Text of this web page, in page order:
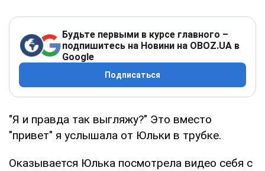
Будьте первыми в курсе главного –
подпишитесь на Новини на OBOZ.UA в
Google
Подписаться
"Я и правда так выгляжу?" Это вместо
"привет" я услышала от Юльки в трубке.
Оказывается Юлька посмотрела видео себя с